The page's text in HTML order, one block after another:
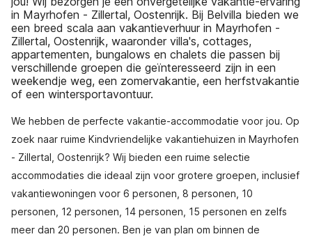
in Mayrhofen - Zillertal, Oostenrijk. Bij Belvilla bieden we
een breed scala aan vakantieverhuur in Mayrhofen -
Zillertal, Oostenrijk, waaronder villa's, cottages,
appartementen, bungalows en chalets die passen bij
verschillende groepen die geïnteresseerd zijn in een
weekendje weg, een zomervakantie, een herfstvakantie
of een wintersportavontuur.
We hebben de perfecte vakantie-accommodatie voor jou. Op
zoek naar ruime Kindvriendelijke vakantiehuizen in Mayrhofen
- Zillertal, Oostenrijk? Wij bieden een ruime selectie
accommodaties die ideaal zijn voor grotere groepen, inclusief
vakantiewoningen voor 6 personen, 8 personen, 10
personen, 12 personen, 14 personen, 15 personen en zelfs
meer dan 20 personen. Ben je van plan om binnen de